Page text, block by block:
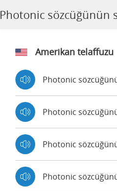
Photonic sözcüğünün
Amerikan telaffuzu
Photonic
Photonic
Photonic
Photonic